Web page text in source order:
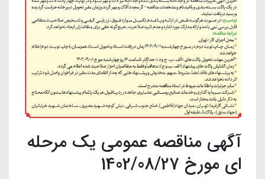
آگهی مناقصه عمومی یک مرحله
ای مورخ 1402/08/27